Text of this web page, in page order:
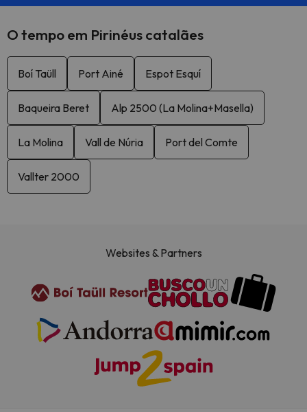
O tempo em Pirinéus catalães
Boí Taüll Port Ainé Espot Esquí
Baqueira Beret Alp 2500 (La Molina+Masella)
La Molina Vall de Núria Port del Comte
Vallter 2000
Websites & Partners